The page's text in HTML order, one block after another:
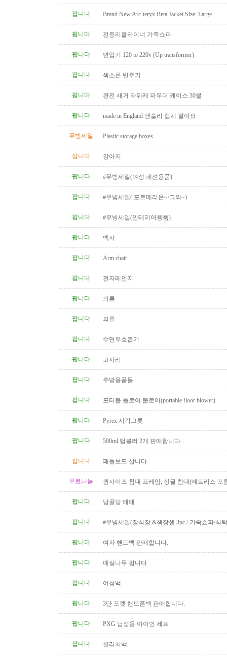
팝니다 Brand New Arc’teryx Beta Jacket Size: Large
팝니다 전동리클라이너 가죽쇼파
팝니다 변압기 120 to 220v (Up transformer)
팝니다 섹소폰 반주기
팝니다 완전 새거 라뒤레 파우더 케이스 30불
팝니다 made in England 앤슬리 접시 팔아요
무빙세일 Plastic storage boxes
삽니다 강아지
팝니다 #무빙세일(여성 패션용품)
팝니다 #무빙세일( 포트메리온~/그외~)
팝니다 #무빙세일(인테리어용품)
팝니다 액자
팝니다 Arm chair
팝니다 전자레인지
팝니다 의류
팝니다 의류
팝니다 수면무호흡기
팝니다 고사리
팝니다 주방용품들
팝니다 포터블 플로어 블로어(portable floor blower)
팝니다 Pyrex 사각그릇
팝니다 500ml 텀블러 2개 판매합니다.
삽니다 패들보드 삽니다.
무료나눔 퀸사이즈 침대 프레임, 싱글 침대(메트리스 포
팝니다 납골당 매매
팝니다 #무빙세일(장식장 &책장셑 3pc / 가죽쇼파/식
팝니다 여자 핸드백 판매합니다.
팝니다 매실나무 팝니다
팝니다 여성백
팝니다 3단 포켓 핸드폰백 판매합니다.
팝니다 PXG 남성용 아이언 세트
팝니다 클러치백